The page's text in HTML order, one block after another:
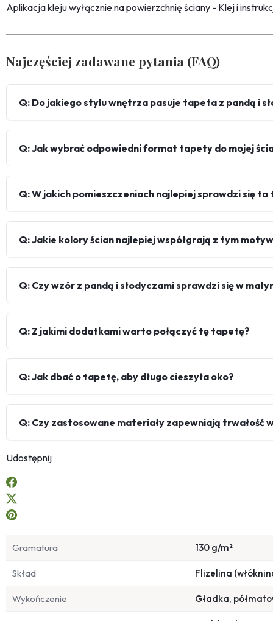
Aplikacja kleju wyłącznie na powierzchnię ściany - Klej i
Najczęściej zadawane pytania (FAQ)
Q: Do jakiego stylu wnętrza pasuje tapeta z pandą i
Q: Jak wybrać odpowiedni format tapety do mojej
Q: W jakich pomieszczeniach najlepiej sprawdzi się
Q: Jakie kolory ścian najlepiej współgrają z tym
Q: Czy wzór z pandą i słodyczami sprawdzi się w
Q: Z jakimi dodatkami warto połączyć tę tapetę?
Q: Jak dbać o tapetę, aby długo cieszyła oko?
Q: Czy zastosowane materiały zapewniają trwałość
Udostępnij
Gramatura 130 g/m²
Skład Flizelina
Wykończenie Gładka,